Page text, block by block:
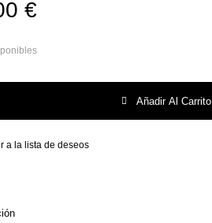
€
Añadir Al Carrito
a la lista de deseos